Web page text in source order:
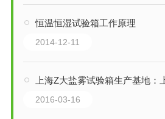
恒温恒湿试验箱工作原理
2014-12-11
上海Z大盐雾试验箱生产基地：上海
2016-03-16